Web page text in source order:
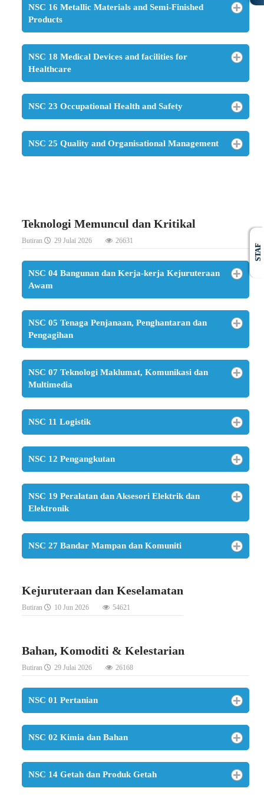
NSC 16 Metallic Materials and Semi-Finished
Products
NSC 18 Medical Devices and facilities for
Healthcare
NSC 23 Occupational Health and Safety
NSC 25 Quality and Organisational Management
Teknologi Memuncul dan Kritikal
Butiran 29 Julai 2026 26631
NSC 04 Bangunan dan Kerja-kerja Kejuruteraan
Awam
NSC 05 Tenaga Penjanaan, Penghantaran dan
Pengagihan
NSC 07 Teknologi Maklumat, Komunikasi dan
Multimedia
NSC 11 Logistik
NSC 12 Pengangkutan
NSC 19 Peralatan dan Aksesori Elektrik dan
Elektronik
NSC 27 Bandar Mampan dan Komuniti
Kejuruteraan dan Keselamatan
Butiran 10 Jun 2026 54621
Bahan, Komoditi & Kelestarian
Butiran 29 Julai 2026 26168
NSC 01 Pertanian
NSC 02 Kimia dan Bahan
NSC 14 Getah dan Produk Getah
STAF